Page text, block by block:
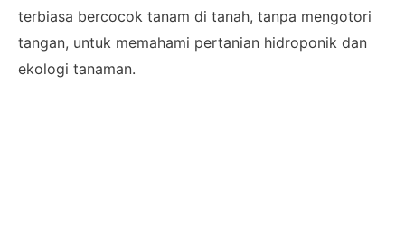
terbiasa bercocok tanam di tanah, tanpa mengotori
tangan, untuk memahami pertanian hidroponik dan
ekologi tanaman.